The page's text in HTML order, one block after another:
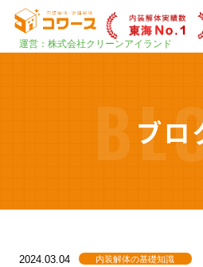
運営：株式会社クリーンアイランド
ブロ
2024.03.04 内装解体の基礎知識